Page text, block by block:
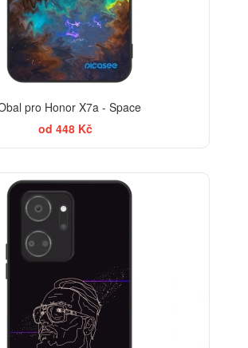
pro Honor X7a - Space
od 448 Kč